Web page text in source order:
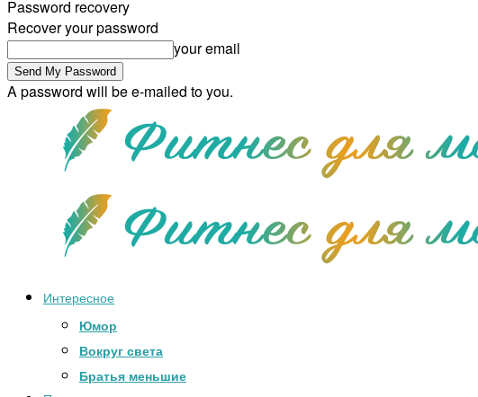
Password recovery
Recover your password
your email
A password will be e-mailed to you.
Интересное
Юмор
Вокруг света
Братья меньшие